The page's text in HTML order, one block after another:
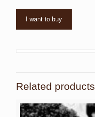
I want to buy
Related products